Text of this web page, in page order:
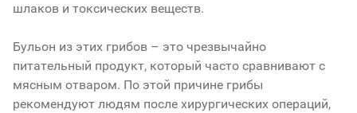
шлаков и токсических веществ.
Бульон из этих грибов – это чрезвычайно
питательный продукт, который часто сравнивают с
мясным отваром. По этой причине грибы
рекомендуют людям после хирургических операций,